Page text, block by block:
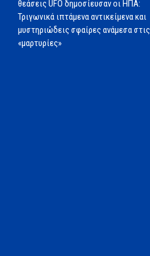
θεάσεις UFO δημοσίευσαν οι ΗΠΑ:
Τριγωνικά ιπτάμενα αντικείμενα και
μυστηριώδεις σφαίρες ανάμεσα στις
«μαρτυρίες»